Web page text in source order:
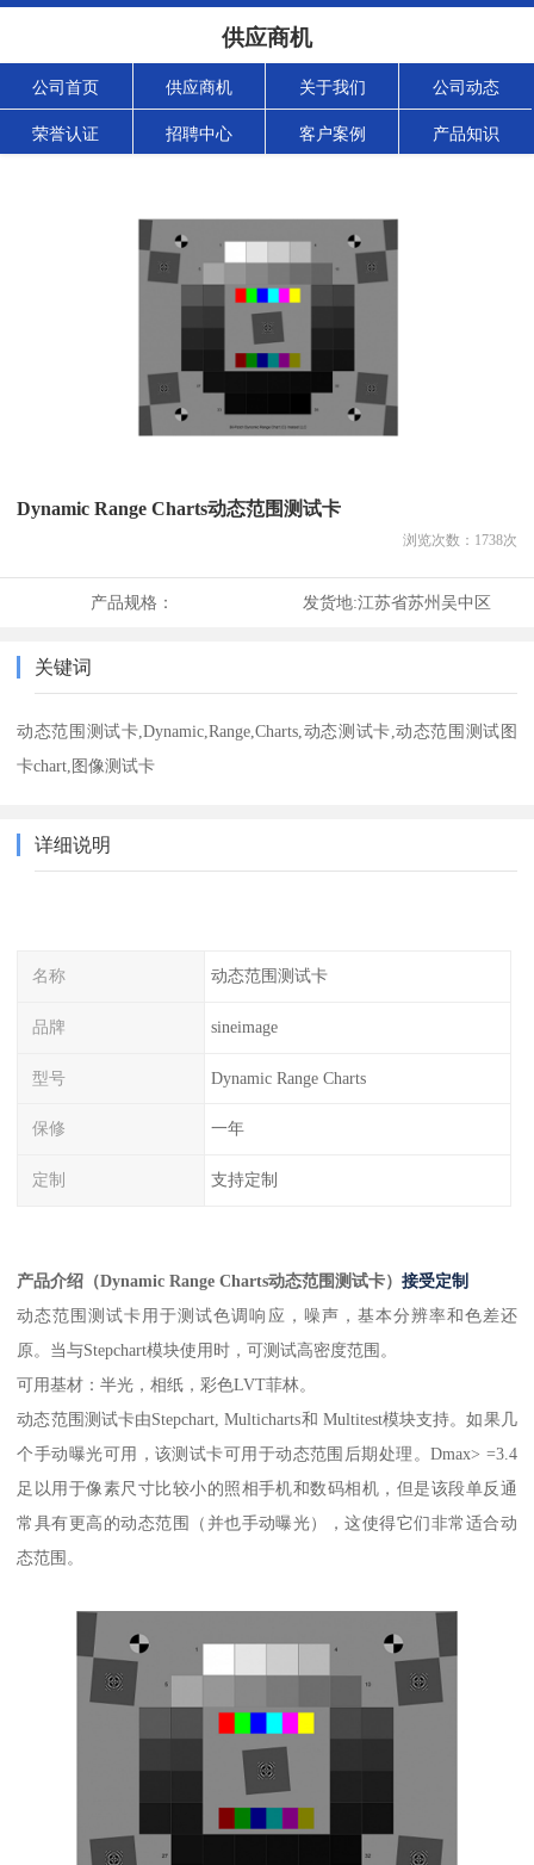
供应商机
公司首页 供应商机 关于我们 公司动态
荣誉认证 招聘中心 客户案例 产品知识
Dynamic Range Charts动态范围测试卡
浏览次数： 1738次
产品规格： 发货地:江苏省苏州吴中区
关键词
动态范围测试卡,Dynamic,Range,Charts,动态测试卡,动态范围测试图
卡chart,图像测试卡
详细说明
名称 动态范围测试卡
品牌 sineimage
型号 Dynamic Range Charts
保修 一年
定制 支持定制
产品介绍（Dynamic Range Charts动态范围测试卡）接受定制
动态范围测试卡用于测试色调响应，噪声，基本分辨率和色差还
原。当与Stepchart模块使用时，可测试高密度范围。
可用基材：半光，相纸，彩色LVT菲林。
动态范围测试卡由Stepchart, Multicharts和 Multitest模块支持。如果几
个手动曝光可用，该测试卡可用于动态范围后期处理。Dmax> =3.4
足以用于像素尺寸比较小的照相手机和数码相机，但是该段单反通
常具有更高的动态范围（并也手动曝光），这使得它们非常适合动
态范围。